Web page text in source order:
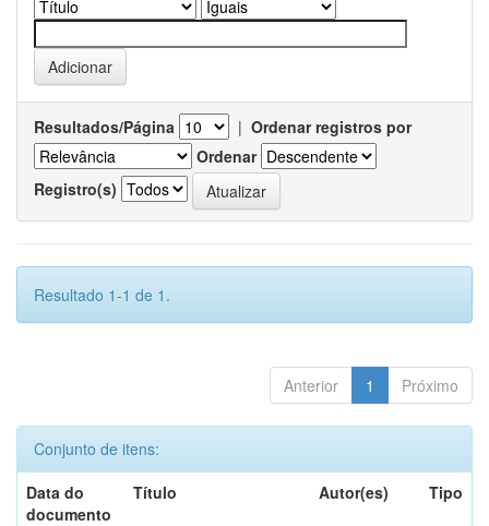
Resultados/Página | Ordenar registros por
Ordenar
Registro(s)
Resultado 1-1 de 1.
Anterior 1 Próximo
Conjunto de itens:
Data do
documento
Título Autor(es) Tipo